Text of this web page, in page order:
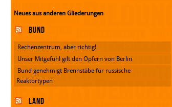
Neues aus anderen Gliederungen
Bund
Rechenzentrum, aber richtig!
Unser Mitgefühl gilt den Opfern von Berlin
Bund genehmigt Brennstäbe für russische
Reaktortypen
Land